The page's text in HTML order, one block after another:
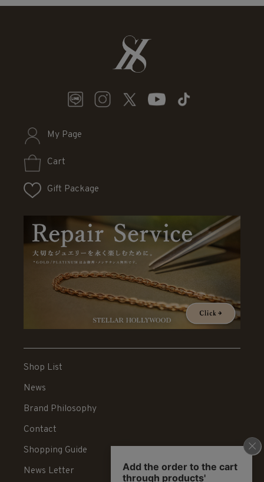
My Page
Cart
Gift Package
Shop List
News
Brand Philosophy
Contact
Shopping Guide
News Letter